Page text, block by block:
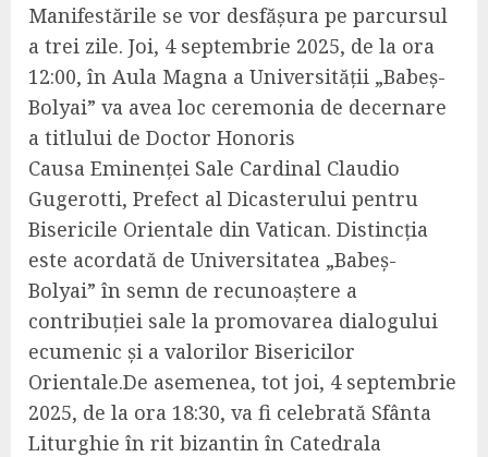
Manifestările se vor desfășura pe parcursul
a trei zile. Joi, 4 septembrie 2025, de la ora
12:00, în Aula Magna a Universității „Babeș-
Bolyai” va avea loc ceremonia de decernare
a titlului de Doctor Honoris
Causa Eminenței Sale Cardinal Claudio
Gugerotti, Prefect al Dicasterului pentru
Bisericile Orientale din Vatican. Distincția
este acordată de Universitatea „Babeș-
Bolyai” în semn de recunoaștere a
contribuției sale la promovarea dialogului
ecumenic și a valorilor Bisericilor
Orientale.De asemenea, tot joi, 4 septembrie
2025, de la ora 18:30, va fi celebrată Sfânta
Liturghie în rit bizantin în Catedrala